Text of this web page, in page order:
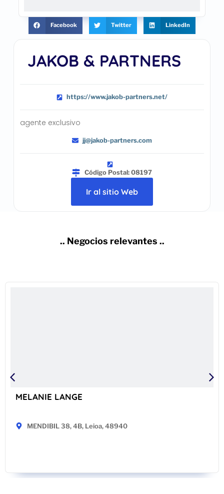
JAKOB & PARTNERS
https://www.jakob-partners.net/
agente exclusivo
jj@jakob-partners.com
Código Postal: 08197
Ir al sitio Web
Facebook Twitter LinkedIn
.. Negocios relevantes ..
MELANIE LANGE
MENDIBIL 38, 4B, Leioa, 48940